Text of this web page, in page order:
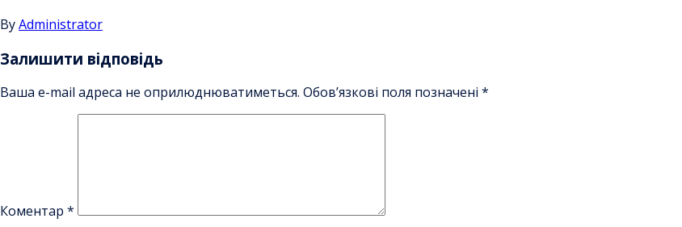
ByAdministrator
Залишити відповідь
Ваша e-mail адреса не оприлюднюватиметься. Обов’язкові поля позначені *
Коментар *